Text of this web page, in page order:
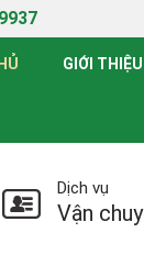
GIỚI THIỆU
Dịch vụ
Vận